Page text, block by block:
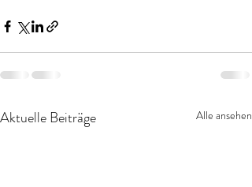
Aktuelle Beiträge Alle ansehen